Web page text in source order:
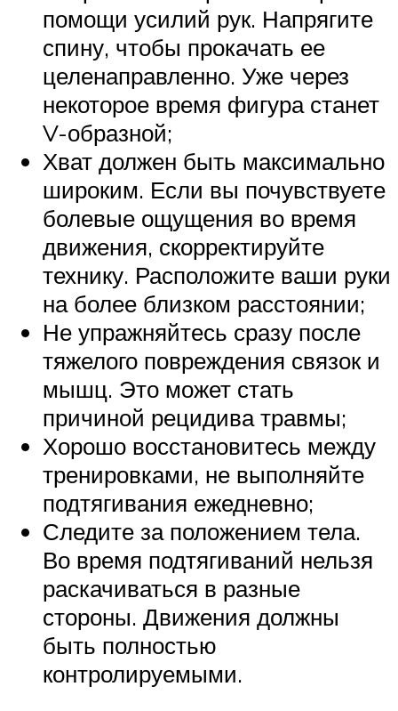
помощи усилий рук. Напрягите
спину, чтобы прокачать ее
целенаправленно. Уже через
некоторое время фигура станет
V-образной;
Хват должен быть максимально
широким. Если вы почувствуете
болевые ощущения во время
движения, скорректируйте
технику. Расположите ваши руки
на более близком расстоянии;
Не упражняйтесь сразу после
тяжелого повреждения связок и
мышц. Это может стать
причиной рецидива травмы;
Хорошо восстановитесь между
тренировками, не выполняйте
подтягивания ежедневно;
Следите за положением тела.
Во время подтягиваний нельзя
раскачиваться в разные
стороны. Движения должны
быть полностью
контролируемыми.